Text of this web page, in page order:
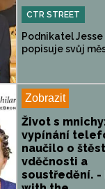
CTR STREET
Podnikatel
popisuje svůj
Zobrazit
Život s
vypínání
naučilo o
vděčnosti a
soustředění. -